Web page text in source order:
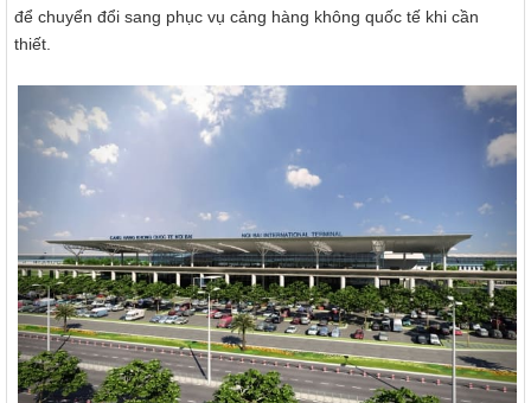
để chuyển đổi sang phục vụ cảng hàng không quốc tế khi cần
thiết.